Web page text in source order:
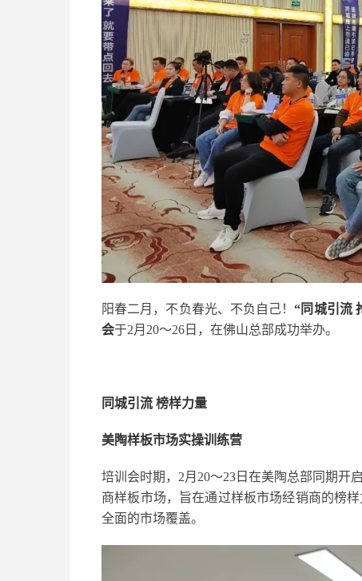
阳春二月，不负春光、不负自己！“同城引流
会于2月20～26日，在佛山总部成功举办。
同城引流 榜样力量
美陶样板市场实操训练营
培训会时期，2月20～23日在美陶总部同期开
商样板市场，旨在通过样板市场经销商的榜
全面的市场覆盖。